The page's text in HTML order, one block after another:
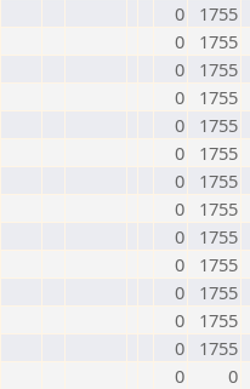
0
1755
0
1755
0
1755
0
1755
0
1755
0
1755
0
1755
0
1755
0
1755
0
1755
0
1755
0
1755
0
1755
0
0